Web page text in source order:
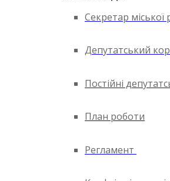
Секретар міської
Депутатський
Постійні
План роботи
Регламент